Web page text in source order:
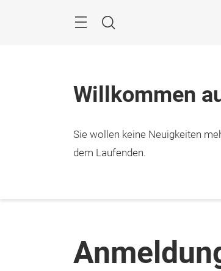
Suche
Willkommen
Sie wollen keine Neuigkeiten
dem Laufenden.